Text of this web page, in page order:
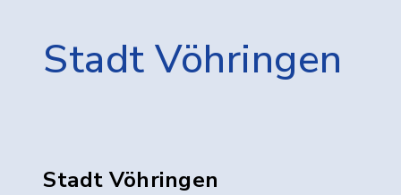
Stadt Vöhringen
Stadt Vöhringen